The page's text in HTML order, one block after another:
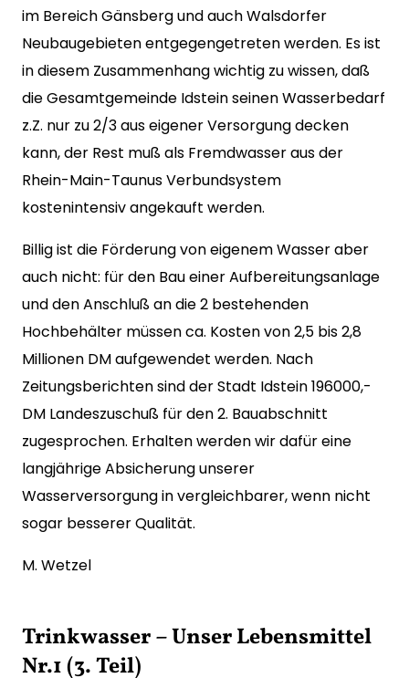
im Bereich Gänsberg und auch Walsdorfer
Neubaugebieten entgegengetreten werden. Es ist
in diesem Zusammenhang wichtig zu wissen, daß
die Gesamtgemeinde Idstein seinen Wasserbedarf
z.Z. nur zu 2/3 aus eigener Versorgung decken
kann, der Rest muß als Fremdwasser aus der
Rhein-Main-Taunus Verbundsystem
kostenintensiv angekauft werden.
Billig ist die Förderung von eigenem Wasser aber
auch nicht: für den Bau einer Aufbereitungsanlage
und den Anschluß an die 2 bestehenden
Hochbehälter müssen ca. Kosten von 2,5 bis 2,8
Millionen DM aufgewendet werden. Nach
Zeitungsberichten sind der Stadt Idstein 196000,-
DM Landeszuschuß für den 2. Bauabschnitt
zugesprochen. Erhalten werden wir dafür eine
langjährige Absicherung unserer
Wasserversorgung in vergleichbarer, wenn nicht
sogar besserer Qualität.
M. Wetzel
Trinkwasser – Unser Lebensmittel
Nr.1 (3. Teil)